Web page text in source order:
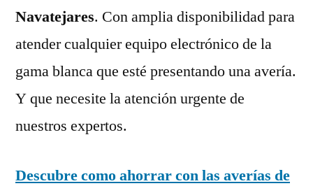
Navatejares. Con amplia disponibilidad para
atender cualquier equipo electrónico de la
gama blanca que esté presentando una avería.
Y que necesite la atención urgente de
nuestros expertos.
Descubre como ahorrar con las averías de